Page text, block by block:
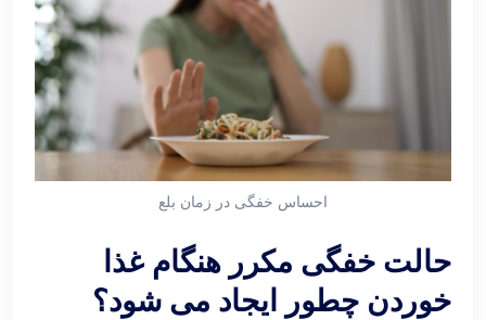
احساس خفگی در زمان بلع
حالت خفگی مکرر هنگام غذا
خوردن چطور ایجاد می شود؟